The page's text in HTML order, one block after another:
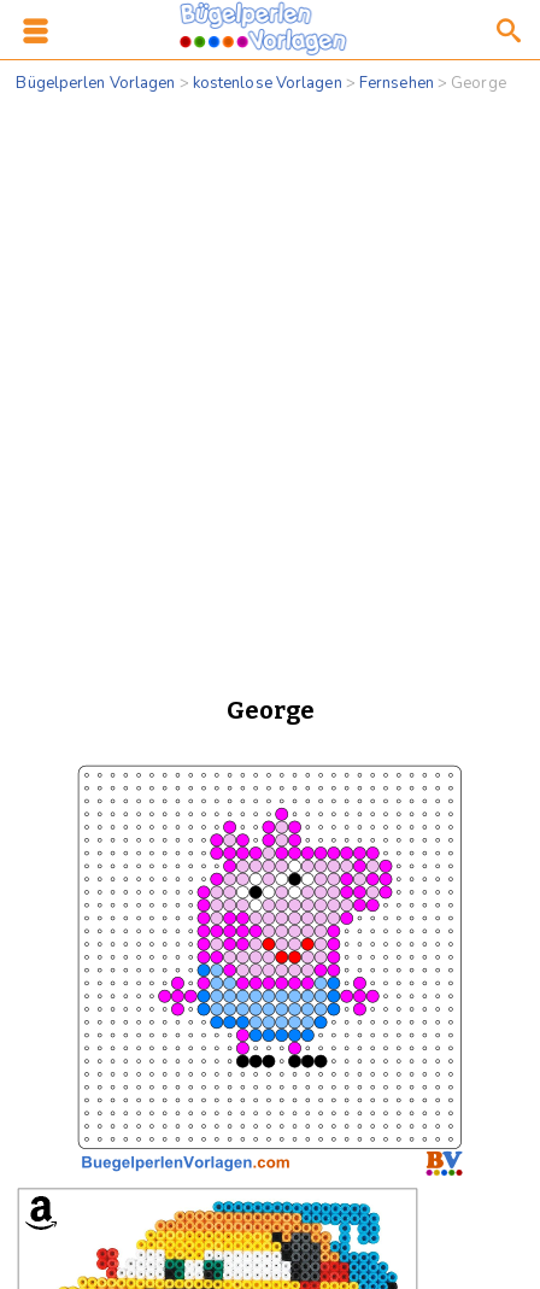
Bügelperlen Vorlagen > kostenlose Vorlagen > Fernsehen > George
George